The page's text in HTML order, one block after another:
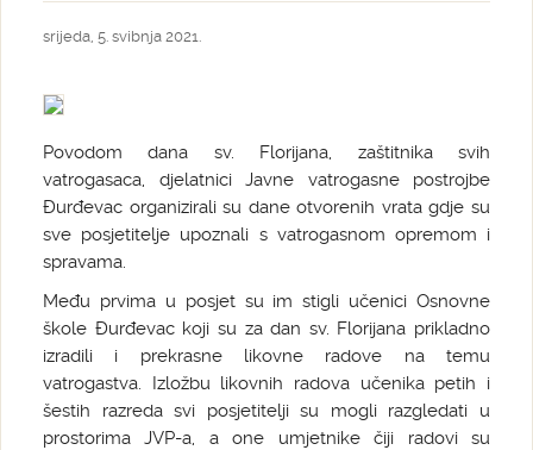
srijeda, 5. svibnja 2021.
Povodom dana sv. Florijana, zaštitnika svih
vatrogasaca, djelatnici Javne vatrogasne postrojbe
Đurđevac organizirali su dane otvorenih vrata gdje su
sve posjetitelje upoznali s vatrogasnom opremom i
spravama.
Među prvima u posjet su im stigli učenici Osnovne
škole Đurđevac koji su za dan sv. Florijana prikladno
izradili i prekrasne likovne radove na temu
vatrogastva. Izložbu likovnih radova učenika petih i
šestih razreda svi posjetitelji su mogli razgledati u
prostorima JVP-a, a one umjetnike čiji radovi su